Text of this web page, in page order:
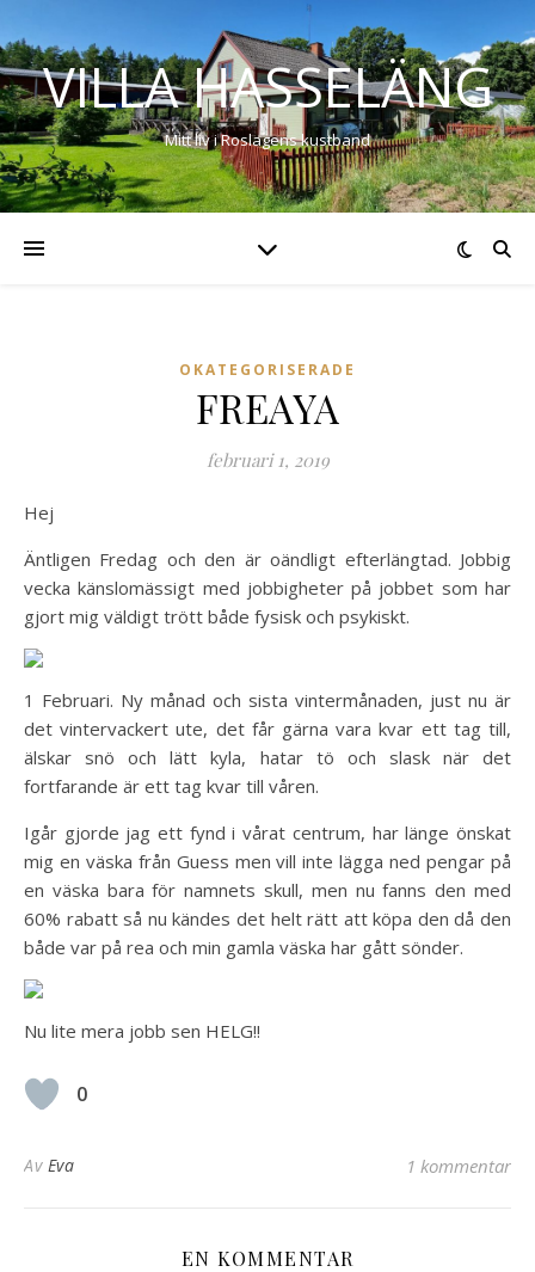
VILLA HASSELÄNG
Mitt liv i Roslagens kustband
OKATEGORISERADE
FREAYA
februari 1, 2019
Hej
Äntligen Fredag och den är oändligt efterlängtad. Jobbig
vecka känslomässigt med jobbigheter på jobbet som har
gjort mig väldigt trött både fysisk och psykiskt.
1 Februari. Ny månad och sista vintermånaden, just nu är
det vintervackert ute, det får gärna vara kvar ett tag till,
älskar snö och lätt kyla, hatar tö och slask när det
fortfarande är ett tag kvar till våren.
Igår gjorde jag ett fynd i vårat centrum, har länge önskat
mig en väska från Guess men vill inte lägga ned pengar på
en väska bara för namnets skull, men nu fanns den med
60% rabatt så nu kändes det helt rätt att köpa den då den
både var på rea och min gamla väska har gått sönder.
Nu lite mera jobb sen HELG!!
0
Av Eva 1 kommentar
EN KOMMENTAR